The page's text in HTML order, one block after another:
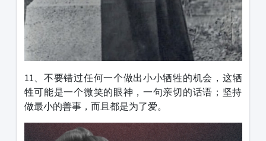
11、不要错过任何一个做出小小牺牲的机会，这牺
牲可能是一个微笑的眼神，一句亲切的话语；坚持
做最小的善事，而且都是为了爱。